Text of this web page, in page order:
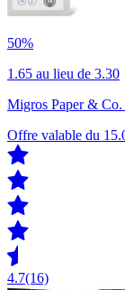
50%
1.65 au lieu de 3.30
Migros Paper & Co.
Offre valable du
4.7(16)